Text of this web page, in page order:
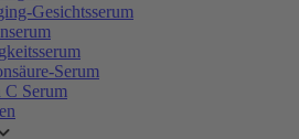
Gesichtsserum
Serum
Serum